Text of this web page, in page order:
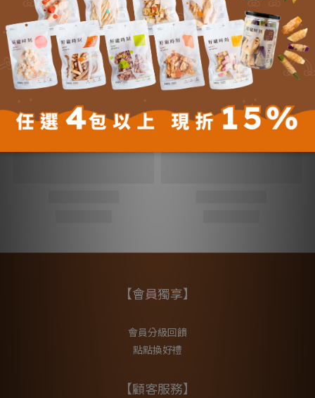
您可能喜歡...
【會員獨享】
會員分級回饋
點點換好禮
【顧客服務】